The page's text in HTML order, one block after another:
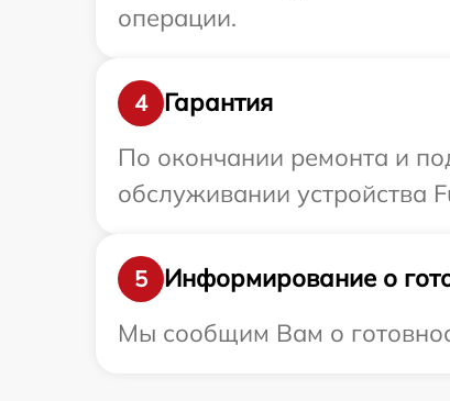
операции.
4
Гарантия
По окончании ремонта и
обслуживании устройства
5
Информирование о
Мы сообщим Вам о